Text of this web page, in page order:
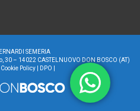
SEMERIA
30 – 14022 CASTELNUOVO DON BOSCO (AT)
Cookie Policy DPO